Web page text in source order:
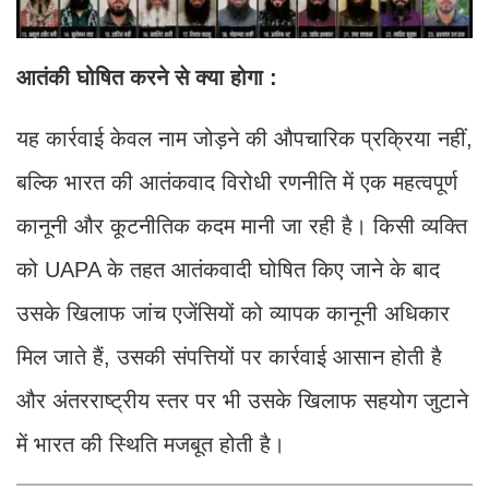
आतंकी घोषित करने से क्या होगा :
यह कार्रवाई केवल नाम जोड़ने की औपचारिक प्रक्रिया नहीं,
बल्कि भारत की आतंकवाद विरोधी रणनीति में एक महत्वपूर्ण
कानूनी और कूटनीतिक कदम मानी जा रही है। किसी व्यक्ति
को UAPA के तहत आतंकवादी घोषित किए जाने के बाद
उसके खिलाफ जांच एजेंसियों को व्यापक कानूनी अधिकार
मिल जाते हैं, उसकी संपत्तियों पर कार्रवाई आसान होती है
और अंतरराष्ट्रीय स्तर पर भी उसके खिलाफ सहयोग जुटाने
में भारत की स्थिति मजबूत होती है।